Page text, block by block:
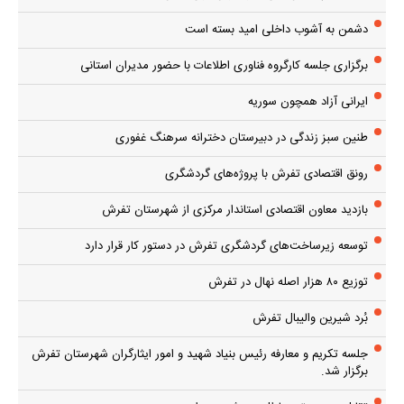
دشمن به آشوب داخلی امید بسته است
برگزاری جلسه کارگروه فناوری اطلاعات با حضور مدیران استانی
ایرانی آزاد همچون سوریه
طنین سبز زندگی در دبیرستان دخترانه سرهنگ غفوری
رونق اقتصادی تفرش با پروژه‌های گردشگری
بازدید معاون اقتصادی استاندار مرکزی از شهرستان تفرش
توسعه زیرساخت‌های گردشگری تفرش در دستور کار قرار دارد
توزیع ۸۰ هزار اصله نهال در تفرش
بُرد شیرین والیبال تفرش
جلسه تکریم و معارفه رئیس بنیاد شهید و امور ایثارگران شهرستان تفرش
برگزار شد.